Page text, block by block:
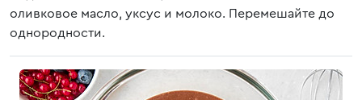
оливковое масло, уксус и молоко. Перемешайте до
однородности.